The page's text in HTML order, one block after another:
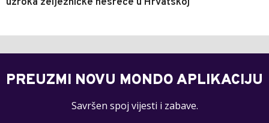
PREUZMI NOVU MONDO APLIKACIJU
Savršen spoj vijesti i zabave.